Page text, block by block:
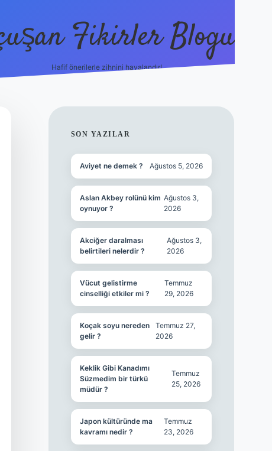
Fikirler Blogu
Hafif önerilerle zihnini havalandır!
SIDEBAR
SON YAZILAR
Aviyet ne demek ? Ağustos 5, 2026
Aslan Akbey rolünü kim
oynuyor ?
Ağustos 3,
2026
Akciğer daralması
belirtileri nelerdir ?
Ağustos 3,
2026
Vücut gelistirme
cinselliği etkiler mi ?
Temmuz
29, 2026
Koçak soyu nereden
gelir ?
Temmuz 27,
2026
Keklik Gibi Kanadımı
Süzmedim bir türkü
müdür ?
Temmuz
25, 2026
Japon kültüründe ma
kavramı nedir ?
Temmuz
23, 2026
hiltonbet güncel giriş